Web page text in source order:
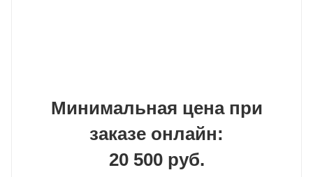
Минимальная цена при
заказе онлайн:
20 500 руб.